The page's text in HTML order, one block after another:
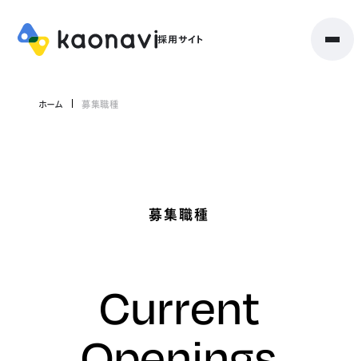
ホーム 募集職種
募集職種
Current